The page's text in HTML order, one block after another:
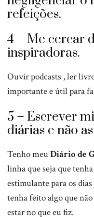
refeições.
4 – Me cercar
inspiradoras.
Ouvir podcasts , ler
importante e útil para
5 – Escrever
diárias e não
Tenho meuDiário de
linha que seja que
estimulante para os
tenha feito algo que
estar no que eu fiz.